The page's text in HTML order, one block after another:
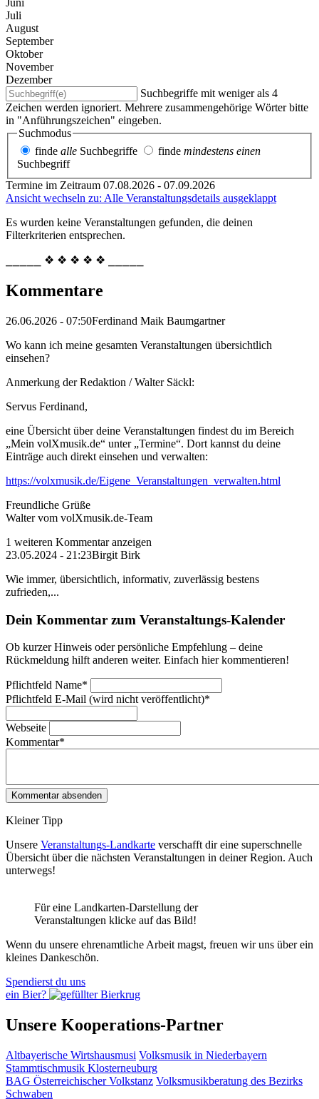
Juli
August
September
Oktober
November
Dezember
Suchbegriffe mit weniger als 4
Zeichen werden ignoriert. Mehrere zusammengehörige Wörter bitte
in "Anführungszeichen" eingeben.
Suchmodus
finde alle Suchbegriffe finde mindestens einen
Suchbegriff
Termine im Zeitraum 07.08.2026 - 07.09.2026
Ansicht wechseln zu: Alle Veranstaltungsdetails ausgeklappt
Es wurden keine Veranstaltungen gefunden, die deinen
Filterkriterien entsprechen.
⎯⎯⎯⎯⎯ ❖ ❖ ❖ ❖ ❖ ⎯⎯⎯⎯⎯
Kommentare
26.06.2026 - 07:50Ferdinand Maik Baumgartner
Wo kann ich meine gesamten Veranstaltungen übersichtlich
einsehen?
Anmerkung der Redaktion /Walter Säckl:
Servus Ferdinand,
eine Übersicht über deine Veranstaltungen findest du im Bereich
„Mein volXmusik.de“ unter „Termine“. Dort kannst du deine
Einträge auch direkt einsehen und verwalten:
https://volxmusik.de/Eigene_Veranstaltungen_verwalten.html
Freundliche Grüße
Walter vom volXmusik.de-Team
1 weiteren Kommentar anzeigen
23.05.2024 - 21:23Birgit Birk
Wie immer, übersichtlich, informativ, zuverlässig bestens
zufrieden,...
Dein Kommentar zum Veranstaltungs-Kalender
Ob kurzer Hinweis oder persönliche Empfehlung – deine
Rückmeldung hilft anderen weiter. Einfach hier kommentieren!
Pflichtfeld Name*
Pflichtfeld E-Mail (wird nicht veröffentlicht)*
Webseite
Kommentar*
Kleiner Tipp
Unsere Veranstaltungs-Landkarte verschafft dir eine superschnelle
Übersicht über die nächsten Veranstaltungen in deiner Region. Auch
unterwegs!
Für eine Landkarten-Darstellung der
Veranstaltungen klicke auf das Bild!
Wenn du unsere ehrenamtliche Arbeit magst, freuen wir uns über ein
kleines Dankeschön.
Spendierst du uns
ein Bier?
Unsere Kooperations-Partner
Altbayerische Wirtshausmusi Volksmusik in Niederbayern
Stammtischmusik Klosterneuburg
BAG Österreichischer Volkstanz Volksmusikberatung des Bezirks
Schwaben